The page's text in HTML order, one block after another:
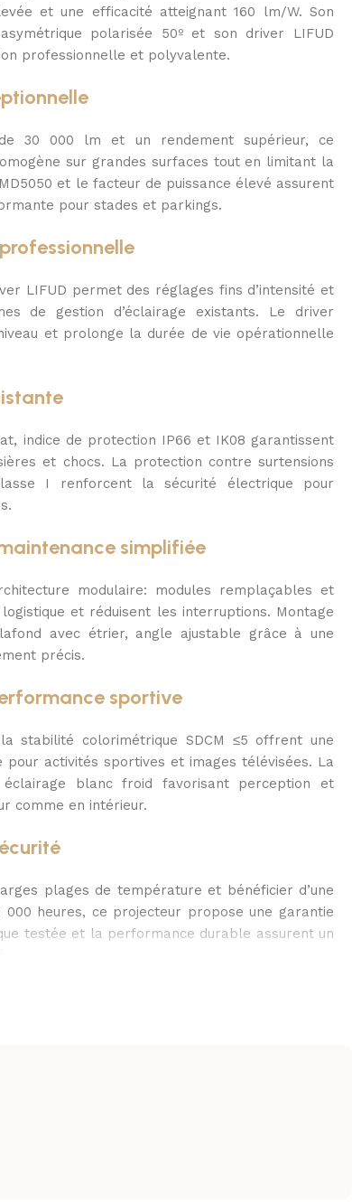
et une efficacité atteignant 160 lm/W. Son
polarisée 50º et son driver LIFUD
professionnelle et polyvalente.
30 000 lm et un rendement supérieur, ce
sur grandes surfaces tout en limitant la
et le facteur de puissance élevé assurent
pour stades et parkings.
LIFUD permet des réglages fins d’intensité et
de gestion d’éclairage existants. Le driver
et prolonge la durée de vie opérationnelle
indice de protection IP66 et IK08 garantissent
et chocs. La protection contre surtensions
I renforcent la sécurité électrique pour
simplifiée
modulaire: modules remplaçables et
et réduisent les interruptions. Montage
avec étrier, angle ajustable grâce à une
précis.
sportive
stabilité colorimétrique SDCM ≤5 offrent une
activités sportives et images télévisées. La
blanc froid favorisant perception et
comme en intérieur.
plages de température et bénéficier d’une
heures, ce projecteur propose une garantie
testée et la performance durable assurent un